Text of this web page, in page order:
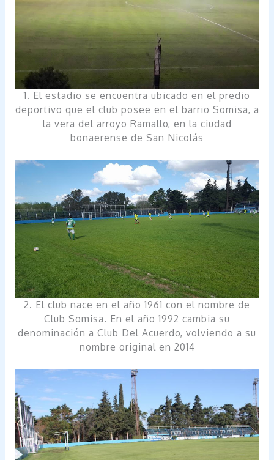
1. El estadio se encuentra ubicado en el predio
deportivo que el club posee en el barrio Somisa, a
la vera del arroyo Ramallo, en la ciudad
bonaerense de San Nicolás
2. El club nace en el año 1961 con el nombre de
Club Somisa. En el año 1992 cambia su
denominación a Club Del Acuerdo, volviendo a su
nombre original en 2014